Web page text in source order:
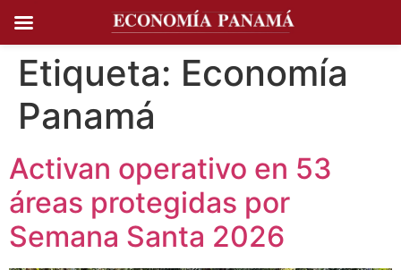
Ir al
contenido
Etiqueta: Economía
Panamá
Activan operativo en 53
áreas protegidas por
Semana Santa 2026